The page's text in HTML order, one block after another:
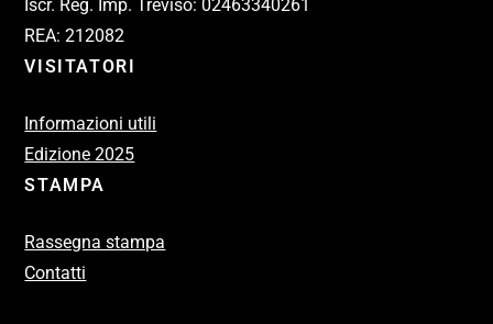
Iscr. Reg. Imp. Treviso: 02463340261
REA: 212082
VISITATORI
Informazioni utili
Edizione 2025
STAMPA
Rassegna stampa
Contatti